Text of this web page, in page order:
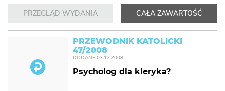
PRZEGLĄD WYDANIA CAŁA ZAWARTOŚĆ
PRZEWODNIK KATOLICKI
47/2008
DODANE 03.12.2008
Psycholog dla kleryka?